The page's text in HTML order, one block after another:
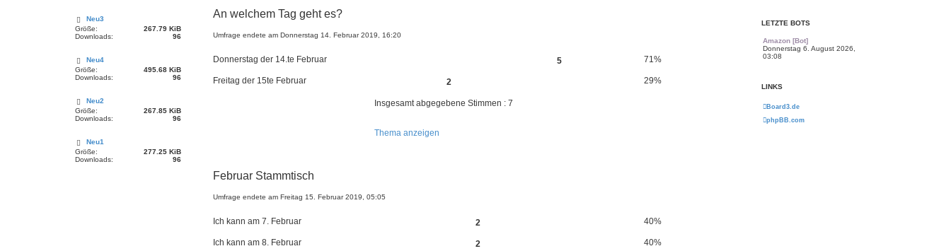
An welchem Tag geht es?
Umfrage endete am Donnerstag 14. Februar 2019, 16:20
Donnerstag der 14.te Februar 5 71%
Freitag der 15te Februar 2 29%
Insgesamt abgegebene Stimmen : 7
Thema anzeigen
Februar Stammtisch
Umfrage endete am Freitag 15. Februar 2019, 05:05
Ich kann am 7. Februar 2 40%
Ich kann am 8. Februar 2 40%
Neu3
Größe:
267.79 KiB
Downloads:
96
Neu4
Größe:
495.68 KiB
Downloads:
96
Neu2
Größe:
267.85 KiB
Downloads:
96
Neu1
Größe:
277.25 KiB
Downloads:
96
LETZTE BOTS
Amazon [Bot]
Donnerstag 6. August 2026,
03:08
LINKS
Board3.de
phpBB.com